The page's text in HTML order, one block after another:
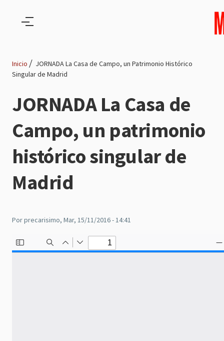
de
navegación
Inicio
JORNADA La Casa de Campo, un Patrimonio Histórico
Singular de Madrid
JORNADA La Casa de
Campo, un patrimonio
histórico singular de
Madrid
Porprecarisimo, Mar, 15/11/2016 - 14:41